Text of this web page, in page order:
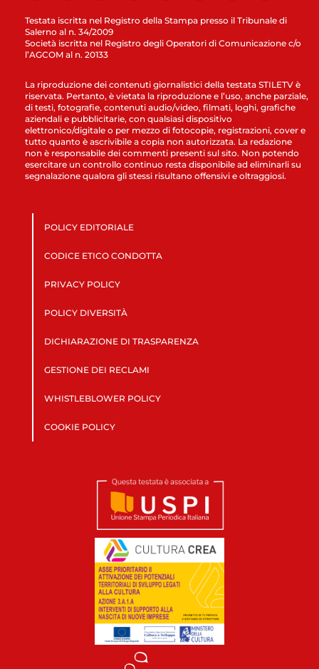
Testata iscritta nel Registro della Stampa presso il Tribunale di
Salerno al n. 34/2009
Società iscritta nel Registro degli Operatori di Comunicazione c/o
l’AGCOM al n. 20133
La riproduzione dei contenuti giornalistici della testata STILETV è
riservata. Pertanto, è vietata la riproduzione e l’uso, anche parziale,
di testi, fotografie, contenuti audio/video, filmati, loghi, grafiche
aziendali e pubblicitarie, con qualsiasi dispositivo
elettronico/digitale o per mezzo di fotocopie, registrazioni, cover e
tutto quanto è ascrivibile a copia non autorizzata. La redazione
non è responsabile dei commenti presenti sul sito. Non potendo
esercitare un controllo continuo resta disponibile ad eliminarli su
segnalazione qualora gli stessi risultano offensivi e oltraggiosi.
POLICY EDITORIALE
CODICE ETICO CONDOTTA
PRIVACY POLICY
POLICY DIVERSITÀ
DICHIARAZIONE DI TRASPARENZA
GESTIONE DEI RECLAMI
WHISTLEBLOWER POLICY
COOKIE POLICY